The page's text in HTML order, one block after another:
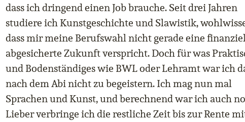
dass ich dringend einen Job brauche. Seit drei Jahren
studiere ich Kunstgeschichte und Slawistik,
dass mir meine Berufswahl nicht gerade eine
abgesicherte Zukunft verspricht. Doch für was
und Bodenständiges wie BWL oder Lehramt war ich
nach dem Abi nicht zu begeistern. Ich mag nun mal
Sprachen und Kunst, und berechnend war ich auch
Lieber verbringe ich die restliche Zeit bis zur Rente